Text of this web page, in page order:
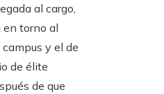
al cargo,
en torno al
y el de
de élite
de que